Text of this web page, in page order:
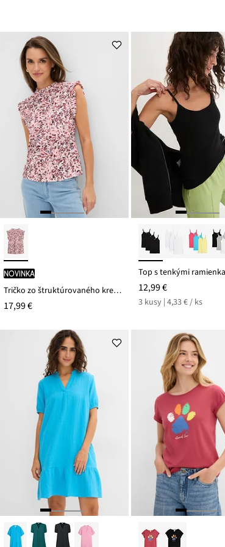
novinka
Tričko zo štruktúrovaného krepu
17,99 €
12,99 €
3 kusy | 4,33 € / ks